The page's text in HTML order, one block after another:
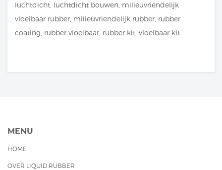
luchtdicht, luchtdicht bouwen, milieuvriendelijk
vloeibaar rubber, milieuvriendelijk rubber, rubber
coating, rubber vloeibaar, rubber kit, vloeibaar kit.
MENU
HOME
OVER LIQUID RUBBER